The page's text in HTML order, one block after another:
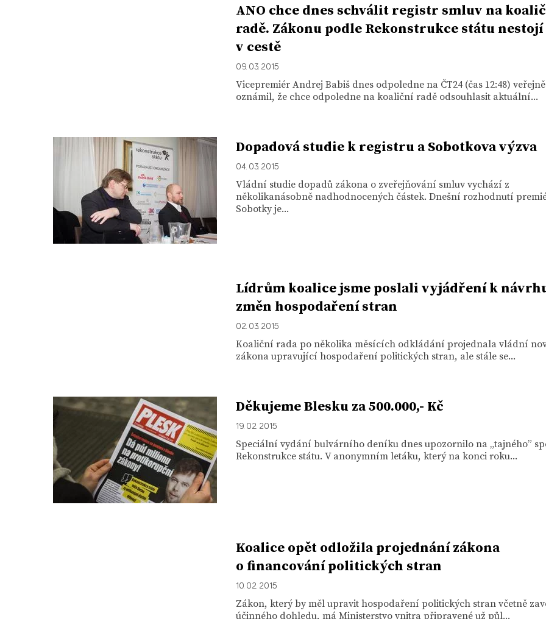
ANO chce dnes schválit registr smluv na
radě. Zákonu podle Rekonstrukce státu
v cestě
09. 03. 2015
Vicepremiér Andrej Babiš dnes odpoledne na ČT24 (čas 12:48) veřejně
oznámil, že chce odpoledne na koaliční radě odsouhlasit aktuální...
Dopadová studie k registru a Sobotkova výzva
04. 03. 2015
Vládní studie dopadů zákona o zveřejňování smluv vychází z
několikanásobně nadhodnocených částek. Dnešní rozhodnutí
Sobotky je...
Lídrům koalice jsme poslali vyjádření k
změn hospodaření stran
02. 03. 2015
Koaliční rada po několika měsících odkládání projednala vládní
zákona upravující hospodaření politických stran, ale stále se...
Děkujeme Blesku za 500.000,- Kč
19. 02. 2015
Speciální vydání bulvárního deníku dnes upozornilo na „tajného”
Rekonstrukce státu. V anonymním letáku, který na konci roku...
Koalice opět odložila projednání zákona
o financování politických stran
10. 02. 2015
Zákon, který by měl upravit hospodaření politických stran včetně
účinného dohledu, má Ministerstvo vnitra připravené už půl...